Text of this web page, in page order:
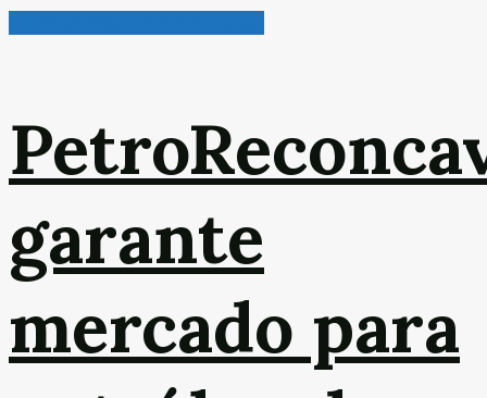
garante
mercado para